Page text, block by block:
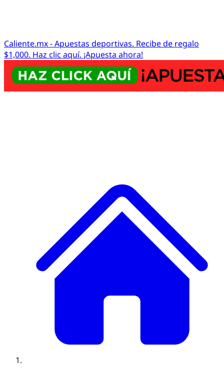
Caliente.mx - Apuestas deportivas. Recibe de regalo
$1,000. Haz clic aquí. ¡Apuesta ahora!